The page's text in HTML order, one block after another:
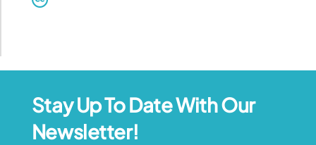
Stay Up To Date With Our
Newsletter!